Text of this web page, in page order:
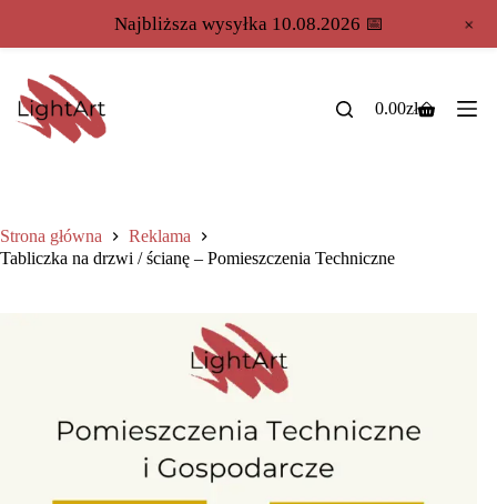
0.00zł
Strona główna
Reklama
Tabliczka na drzwi / ścianę – Pomieszczenia Techniczne
Najbliższa wysyłka 10.08.2026 📅 +